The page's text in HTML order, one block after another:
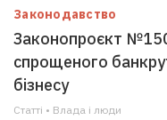
Законодавство
Законопроєкт
спрощеного
бізнесу
Статті • Влада i люди